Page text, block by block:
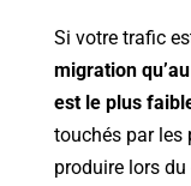
Si votre trafic
migration
est le plus
touchés par les
produire lors